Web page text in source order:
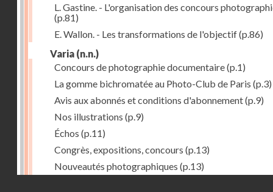
L. Gastine. - L'organisation des concours
(p.81)
E. Wallon. - Les transformations de l'objectif(p.86)
Varia (n.n.)
Concours de photographie documentaire(p.1)
La gomme bichromatée au Photo-Club de Paris (p.3)
Avis aux abonnés et conditions d'abonnement(p.9)
Nos illustrations (p.9)
Échos (p.11)
Congrès, expositions, concours (p.13)
Nouveautés photographiques (p.13)